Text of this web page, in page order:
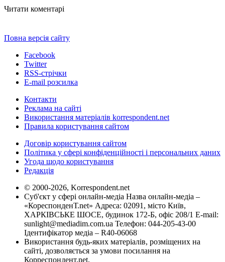
Читати коментарі
Повна версія сайту
Facebook
Twitter
RSS-стрічки
E-mail розсилка
Контакти
Реклама на сайті
Використання матеріалів korrespondent.net
Правила користування сайтом
Договір користування сайтом
Політика у сфері конфіденційності і персональних даних
Угода щодо користування
Редакція
© 2000-2026, Korrespondent.net
Суб'єкт у сфері онлайн-медіа Назва онлайн-медіа –
«КореспонденТ.net» Адреса: 02091, місто Київ,
ХАРКІВСЬКЕ ШОСЕ, будинок 172-Б, офіс 208/1 E-mail:
sunlight@mediadim.com.ua Телефон: 044-205-43-00
Ідентифікатор медіа – R40-06068
Використання будь-яких матеріалів, розміщених на
сайті, дозволяється за умови посилання на
Корреспондент.net.